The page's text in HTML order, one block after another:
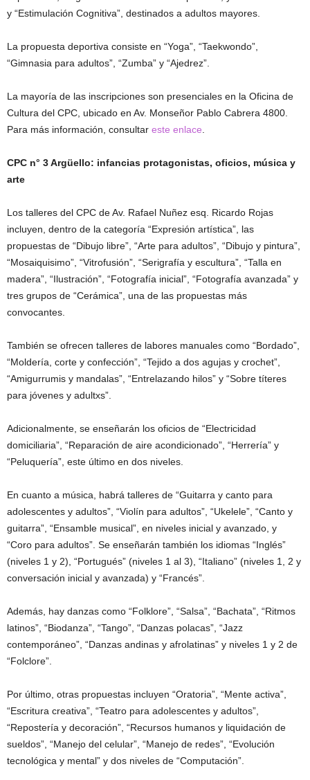
y “Estimulación Cognitiva”, destinados a adultos mayores.
La propuesta deportiva consiste en “Yoga”, “Taekwondo”,
“Gimnasia para adultos”, “Zumba” y “Ajedrez”.
La mayoría de las inscripciones son presenciales en la Oficina de
Cultura del CPC, ubicado en Av. Monseñor Pablo Cabrera 4800.
Para más información, consultar este enlace
CPC n° 3 Argüello: infancias protagonistas, oficios, música y
arte
Los talleres del CPC de Av. Rafael Nuñez esq. Ricardo Rojas
incluyen, dentro de la categoría “Expresión artística”, las
propuestas de “Dibujo libre”, “Arte para adultos”, “Dibujo y pintura”,
“Mosaiquisimo”, “Vitrofusión”, “Serigrafía y escultura”, “Talla en
madera”, “Ilustración”, “Fotografía inicial”, “Fotografía avanzada” y
tres grupos de “Cerámica”, una de las propuestas más
convocantes.
También se ofrecen talleres de labores manuales como “Bordado”,
“Moldería, corte y confección”, “Tejido a dos agujas y crochet”,
“Amigurrumis y mandalas”, “Entrelazando hilos” y “Sobre títeres
para jóvenes y adultxs”.
Adicionalmente, se enseñarán los oficios de “Electricidad
domiciliaria”, “Reparación de aire acondicionado”, “Herrería” y
“Peluquería”, este último en dos niveles.
En cuanto a música, habrá talleres de “Guitarra y canto para
adolescentes y adultos”, “Violín para adultos”, “Ukelele”, “Canto y
guitarra”, “Ensamble musical”, en niveles inicial y avanzado, y
“Coro para adultos”. Se enseñarán también los idiomas “Inglés”
(niveles 1 y 2), “Portugués” (niveles 1 al 3), “Italiano” (niveles 1, 2 y
conversación inicial y avanzada) y “Francés”.
Además, hay danzas como “Folklore”, “Salsa”, “Bachata”, “Ritmos
latinos”, “Biodanza”, “Tango”, “Danzas polacas”, “Jazz
contemporáneo”, “Danzas andinas y afrolatinas” y niveles 1 y 2 de
“Folclore”.
Por último, otras propuestas incluyen “Oratoria”, “Mente activa”,
“Escritura creativa”, “Teatro para adolescentes y adultos”,
“Repostería y decoración”, “Recursos humanos y liquidación de
sueldos”, “Manejo del celular”, “Manejo de redes”, “Evolución
tecnológica y mental” y dos niveles de “Computación”.